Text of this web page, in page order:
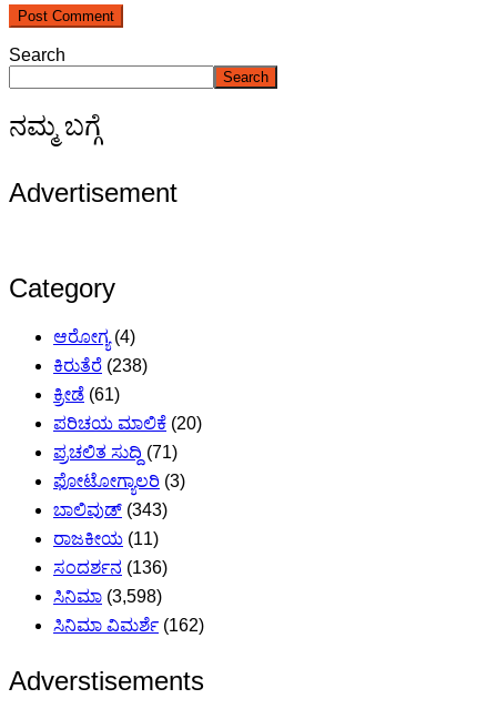
Search
Search
ನಮ್ಮ ಬಗ್ಗೆ
Advertisement
Category
ಆರೋಗ್ಯ(4)
ಕಿರುತೆರೆ (238)
ಕ್ರೀಡೆ (61)
ಪರಿಚಯ ಮಾಲಿಕೆ (20)
ಪ್ರಚಲಿತ ಸುದ್ದಿ (71)
ಫೋಟೋಗ್ಯಾಲರಿ (3)
ಬಾಲಿವುಡ್ (343)
ರಾಜಕೀಯ (11)
ಸಂದರ್ಶನ (136)
ಸಿನಿಮಾ (3,598)
ಸಿನಿಮಾ ವಿಮರ್ಶೆ (162)
Adverstisements